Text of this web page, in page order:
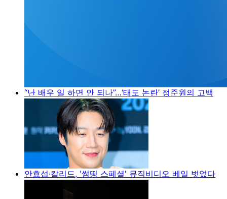
“난 배우 일 하면 안 되나”…‘태도 논란’ 정준원의 고백
안효섭·칼리드, '썸띵 스페셜' 뮤직비디오 베일 벗었다